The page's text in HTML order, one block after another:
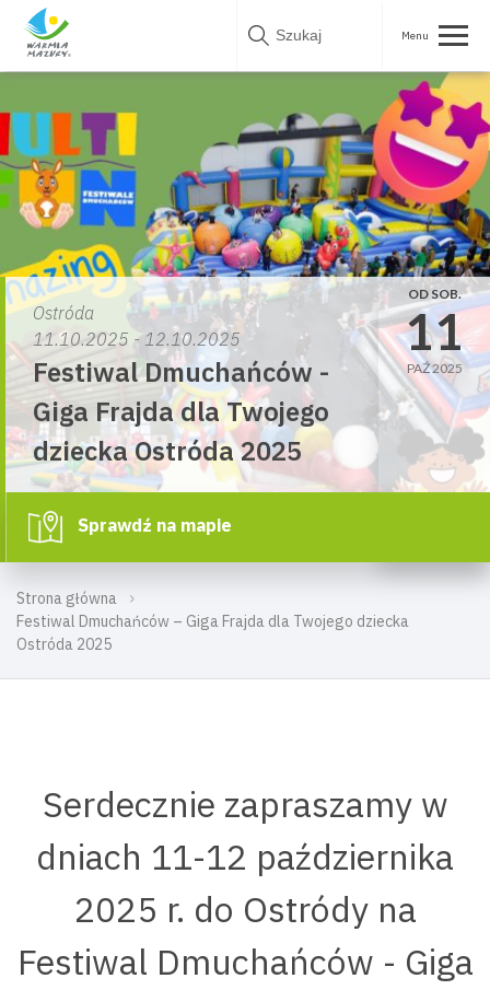
Skip
Strona główna
Festiwal Dmuchańców – Giga Frajda dla Twojego dziecka
Ostróda 2025
Ostróda
11.10.2025 - 12.10.2025
Festiwal Dmuchańców -
Giga Frajda dla Twojego
dziecka Ostróda 2025
OD SOB.
11
PAŹ 2025
Sprawdź na mapie
Serdecznie zapraszamy w
dniach 11-12 października
2025 r. do Ostródy na
Festiwal Dmuchańców - Giga